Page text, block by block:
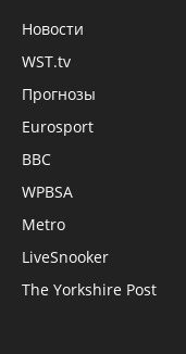
Новости
WST.tv
Прогнозы
Eurosport
BBC
WPBSA
Metro
LiveSnooker
The Yorkshire Post